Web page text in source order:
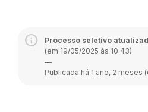
Processo seletivo
(em 19/05/2025 às 10:43)
—
Publicada há 1 ano, 2 meses